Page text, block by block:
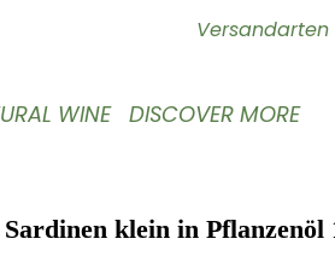
Versandarten
WINE DISCOVER MORE
Sardinen klein in Pflanzenöl